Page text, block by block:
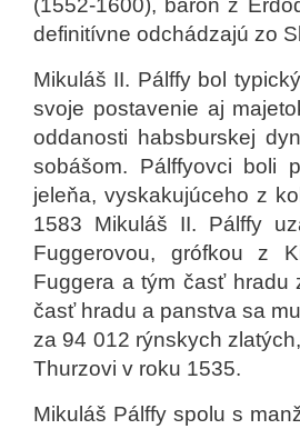
definitívne odchádzajú zo
Mikuláš II. Pálffy bol
svoje postavenie aj
oddanosti habsburskej
sobášom. Pálffyovci boli
jeleňa, vyskakujúceho z
1583 Mikuláš II. Pálffy
Fuggerovou, grófkou z
Fuggera a tým časť hradu
časť hradu a panstva sa
za 94 012 rýnskych
Thurzovi v roku 1535.
Mikuláš Pálffy spolu s